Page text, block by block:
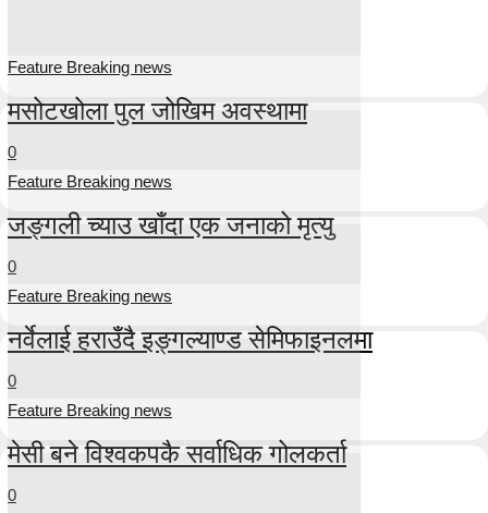
Feature Breaking news
मसोटखोला पुल जोखिम अवस्थामा
0
Feature Breaking news
जङ्गली च्याउ खाँदा एक जनाको मृत्यु
0
Feature Breaking news
नर्वेलाई हराउँदै इङ्गल्याण्ड सेमिफाइनलमा
0
Feature Breaking news
मेसी बने विश्वकपकै सर्वाधिक गोलकर्ता
0